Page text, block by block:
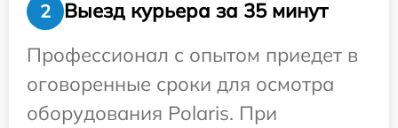
2
Выезд курьера за 35 минут
Профессионал с опытом приедет в
оговоренные сроки для осмотра
оборудования Polaris. При